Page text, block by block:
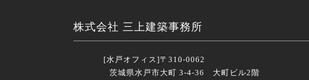
株式会社 三上建築事務所
[水戸オフィス]〒310-0062
茨城県水戸市大町 3-4-36 大町ビル2階